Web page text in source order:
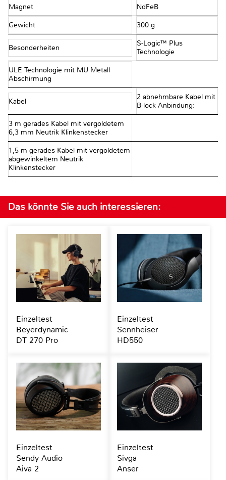
Magnet NdFeB
Gewicht 300 g
Besonderheiten
S-Logic™ Plus
Technologie
ULE Technologie mit MU Metall
Abschirmung
Kabel
2 abnehmbare Kabel mit
B-lock Anbindung:
3 m gerades Kabel mit vergoldetem
6,3 mm Neutrik Klinkenstecker
1,5 m gerades Kabel mit vergoldetem
abgewinkeltem Neutrik
Klinkenstecker
Das könnte Sie auch interessieren:
Einzeltest
Beyerdynamic
DT 270 Pro
Einzeltest
Sennheiser
HD550
Einzeltest
Sendy Audio
Aiva 2
Einzeltest
Sivga
Anser